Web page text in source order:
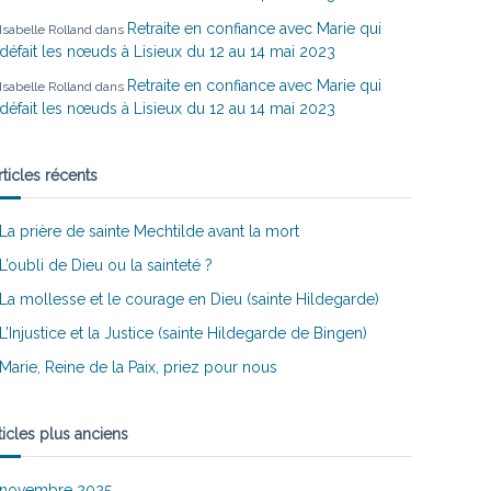
Isabelle Rolland dans Retraite en confiance avec Marie qui
défait les nœuds à Lisieux du 12 au 14 mai 2023
Isabelle Rolland dans Retraite en confiance avec Marie qui
défait les nœuds à Lisieux du 12 au 14 mai 2023
récents
La prière de sainte Mechtilde avant la mort
L’oubli de Dieu ou la sainteté ?
La mollesse et le courage en Dieu (sainte Hildegarde)
L’Injustice et la Justice (sainte Hildegarde de Bingen)
Marie, Reine de la Paix, priez pour nous
plus anciens